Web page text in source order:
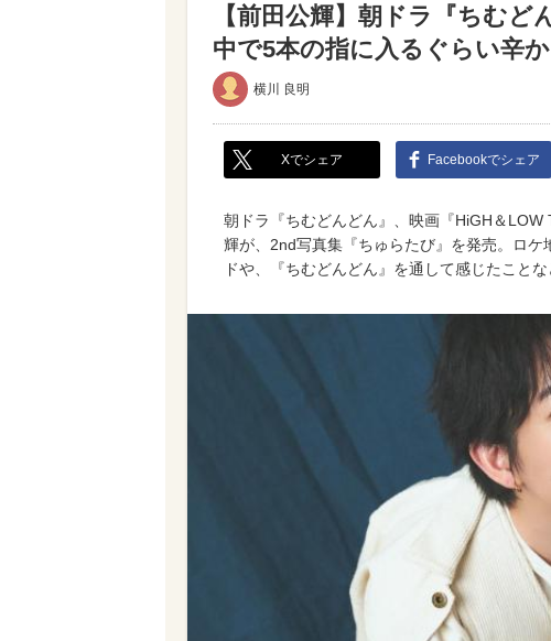
【前田公輝】朝ドラ『ちむ
中で5本の指に入るぐらい辛か
横川 良明
Xでシェア Facebookでシェア
朝ドラ『ちむどんどん』、映画『HiGH＆
輝が、2nd写真集『ちゅらたび』を発売。ロ
ドや、『ちむどんどん』を通して感じたことな